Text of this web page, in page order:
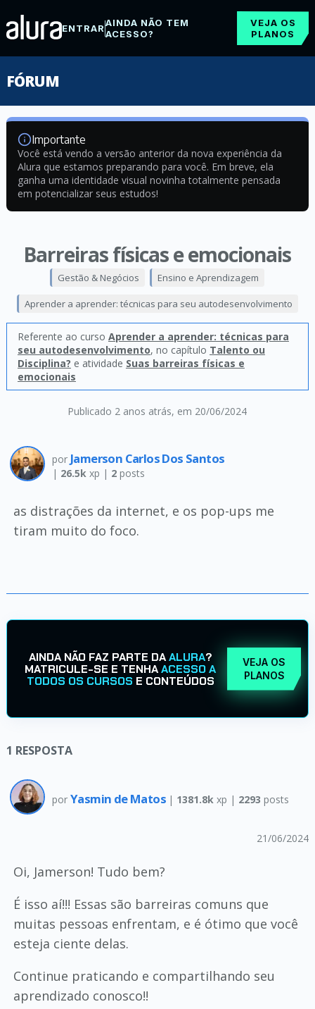
ENTRARAINDA NÃO TEM
ACESSO?
VEJA OS
PLANOS
FÓRUM
Importante
Você está vendo a versão anterior da nova experiência da
Alura que estamos preparando para você. Em breve, ela
ganha uma identidade visual novinha totalmente pensada
em potencializar seus estudos!
Barreiras físicas e emocionais
Publicado 2 anos atrás, em 20/06/2024
Gestão & Negócios Ensino e Aprendizagem
Aprender a aprender: técnicas para seu autodesenvolvimento
Referente ao curso Aprender a aprender: técnicas para
seu autodesenvolvimento, no capítulo Talento ou
Disciplina? e atividade Suas barreiras físicas e
emocionais
por Jamerson Carlos Dos Santos
| 26.5kxp | 2posts
as distrações da internet, e os pop-ups me
tiram muito do foco.
AINDA NÃO FAZ PARTE DAALURA?
MATRICULE-SE E TENHAACESSO A
TODOS OS CURSOS E CONTEÚDOS
VEJA OS
PLANOS
1 RESPOSTA
por Yasmin de Matos | 1381.8k xp | 2293 posts
21/06/2024
Oi, Jamerson! Tudo bem?
É isso aí!!! Essas são barreiras comuns que
muitas pessoas enfrentam, e é ótimo que você
esteja ciente delas.
Continue praticando e compartilhando seu
aprendizado conosco!!